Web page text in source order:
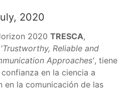
2020
2020 TRESCA,
'Trustworthy, Reliable and
Approaches', tiene
en la ciencia a
en la comunicación de las